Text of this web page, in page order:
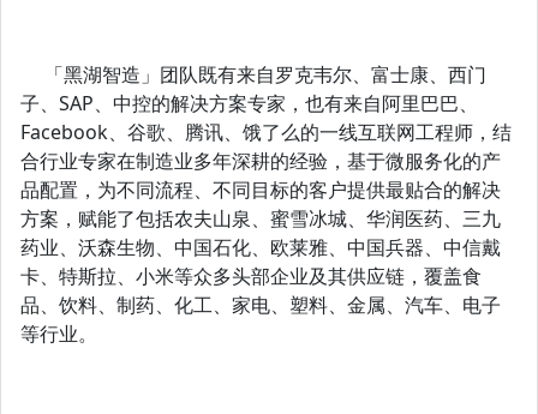
「黑湖智造」团队既有来自罗克韦尔、富士康、西门
子、SAP、中控的解决方案专家，也有来自阿里巴巴、
Facebook、谷歌、腾讯、饿了么的一线互联网工程师，结
合行业专家在制造业多年深耕的经验，基于微服务化的产
品配置，为不同流程、不同目标的客户提供最贴合的解决
方案，赋能了包括农夫山泉、蜜雪冰城、华润医药、三九
药业、沃森生物、中国石化、欧莱雅、中国兵器、中信戴
卡、特斯拉、小米等众多头部企业及其供应链，覆盖食
品、饮料、制药、化工、家电、塑料、金属、汽车、电子
等行业。